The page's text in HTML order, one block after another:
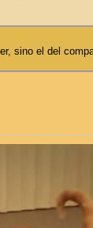
sino el del